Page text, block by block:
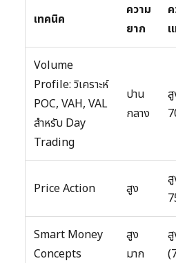
เทคนิค
ความ
ยาก
Volume
Profile: วิเคราะห์
POC, VAH, VAL
สำหรับ Day
Trading
ปาน
กลาง
Price Action สูง
Smart Money
Concepts
สูง
มาก